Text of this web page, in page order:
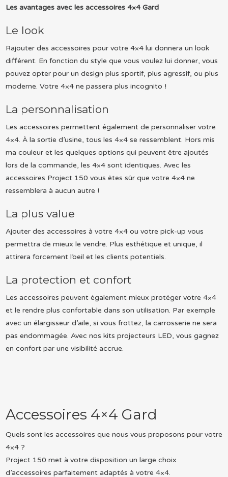
Les avantages avec les accessoires 4×4 Gard
Le look
Rajouter des accessoires pour votre 4×4 lui donnera un look
différent. En fonction du style que vous voulez lui donner, vous
pouvez opter pour un design plus sportif, plus agressif, ou plus
moderne. Votre 4×4 ne passera plus incognito !
La personnalisation
Les accessoires permettent également de personnaliser votre
4×4. À la sortie d’usine, tous les 4×4 se ressemblent. Hors mis
ma couleur et les quelques options qui peuvent être ajoutés
lors de la commande, les 4×4 sont identiques. Avec les
accessoires Project 150 vous êtes sûr que votre 4×4 ne
ressemblera à aucun autre !
La plus value
Ajouter des accessoires à votre 4×4 ou votre pick-up vous
permettra de mieux le vendre. Plus esthétique et unique, il
attirera forcement l’oeil et les clients potentiels.
La protection et confort
Les accessoires peuvent également mieux protéger votre 4×4
et le rendre plus confortable dans son utilisation. Par exemple
avec un élargisseur d’aile, si vous frottez, la carrosserie ne sera
pas endommagée. Avec nos kits projecteurs LED, vous gagnez
en confort par une visibilité accrue.
Accessoires 4×4 Gard
Quels sont les accessoires que nous vous proposons pour votre
4×4 ?
Project 150 met à votre disposition un large choix
d’accessoires parfaitement adaptés à votre 4×4.